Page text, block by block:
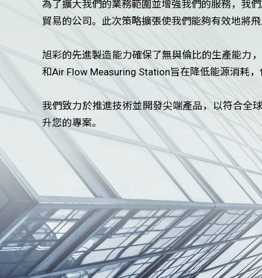
為了擴大我們的業務範圍並增強我們的服務，我
貿易的公司。此次策略擴張使我們能夠有效地將
旭彩的先進製造能力確保了無與倫比的生產能力
和Air Flow Measuring Station旨在降低能源消耗
我們致力於推進技術並開發尖端產品，以符合全
升您的專案。